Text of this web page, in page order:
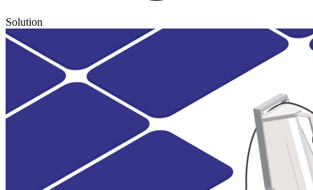
Solution